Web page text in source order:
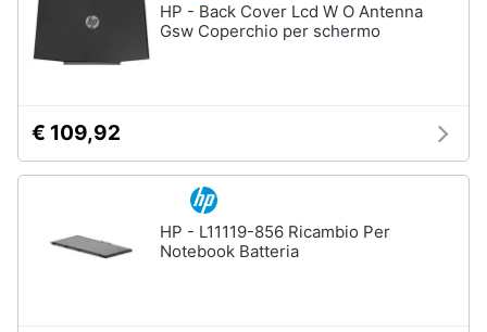
HP - Back Cover Lcd W O Antenna
Gsw Coperchio per schermo
€ 109,92
HP - L11119-856 Ricambio Per
Notebook Batteria